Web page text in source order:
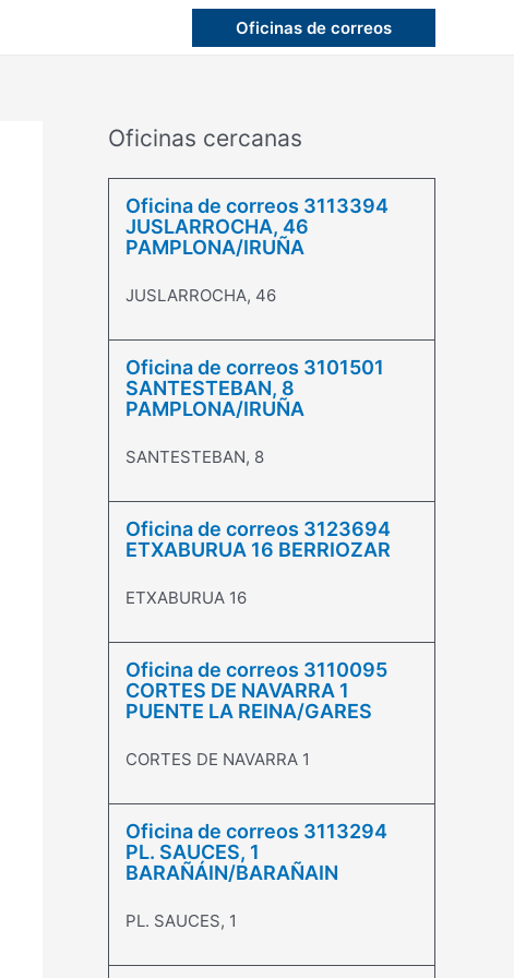
Oficinas de correos
Oficinas cercanas
Oficina de correos 3113394
JUSLARROCHA, 46
PAMPLONA/IRUÑA
JUSLARROCHA, 46
Oficina de correos 3101501
SANTESTEBAN, 8
PAMPLONA/IRUÑA
SANTESTEBAN, 8
Oficina de correos 3123694
ETXABURUA 16 BERRIOZAR
ETXABURUA 16
Oficina de correos 3110095
CORTES DE NAVARRA 1
PUENTE LA REINA/GARES
CORTES DE NAVARRA 1
Oficina de correos 3113294
PL. SAUCES, 1
BARAÑÁIN/BARAÑAIN
PL. SAUCES, 1